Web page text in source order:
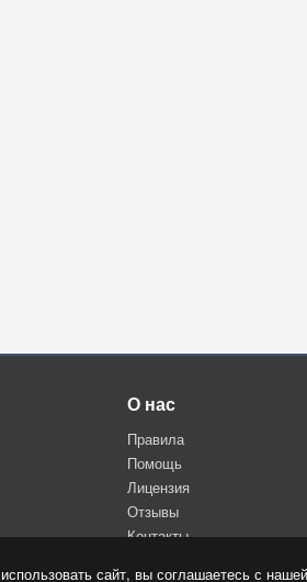
сайт, вы соглашаетесь с нашей
О нас
Правила
Помощь
Лицензия
Отзывы
Контакты